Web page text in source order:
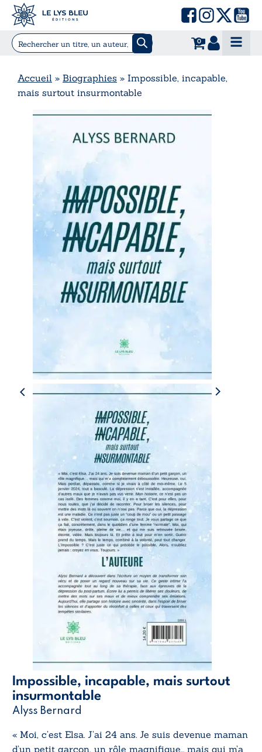
0
Accueil » Biographies » Impossible, incapable,
mais surtout insurmontable
Impossible, incapable, mais surtout
insurmontable
Alyss Bernard
« Moi, c’est Elsa. J’ai 24 ans. Je suis devenue maman
d’un petit garçon, un rôle magnifique… mais qui m’a